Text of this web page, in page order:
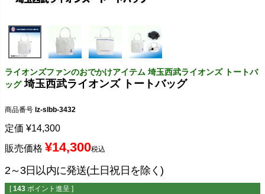
ライオンズファンのおでかけアイテム 埼玉西武ライオンズ トートバ
ッグ 埼玉西武ライオンズ トートバッグ
商品番号 lz-slbb-3432
定価 ¥14,300
販売価格 ¥14,300税込
2～3日以内に発送(土日祝日を除く)
[ 143 ポイント進呈 ]